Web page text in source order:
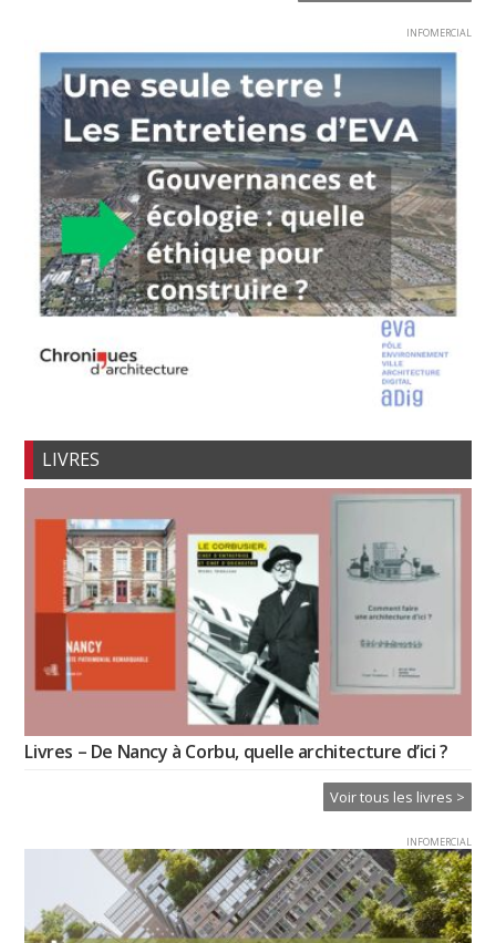
INFOMERCIAL
LIVRES
Livres – De Nancy à Corbu, quelle architecture d’ici ?
Voir tous les livres >
INFOMERCIAL